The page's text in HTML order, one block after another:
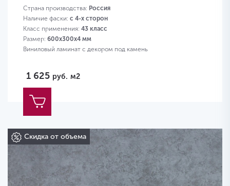
Страна производства: Россия
Наличие фаски: с 4-х сторон
Класс применения: 43 класс
Размер: 600х300х4 мм
Виниловый ламинат с декором под камень
1 625 руб. м2
Скидка от объема